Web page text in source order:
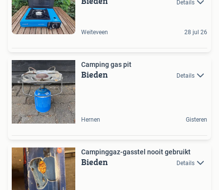
Details
Weiteveen 28 jul 26
Camping gas pit
Bieden Details
Hernen Gisteren
Campinggaz-gasstel nooit gebruikt
Bieden Details